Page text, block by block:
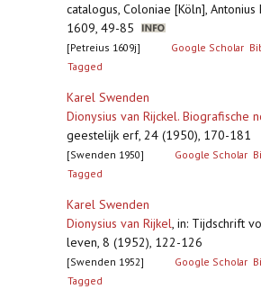
catalogus, Coloniae [Köln], Antonius
1609, 49-85
[Petreius 1609j] Google Scholar
Tagged
Karel Swenden
Dionysius van Rijckel. Biografische
geestelijk erf, 24 (1950), 170-181
[Swenden 1950] Google Scholar
Tagged
Karel Swenden
Dionysius van Rijkel, in: Tijdschrift
leven, 8 (1952), 122-126
[Swenden 1952] Google Scholar
Tagged